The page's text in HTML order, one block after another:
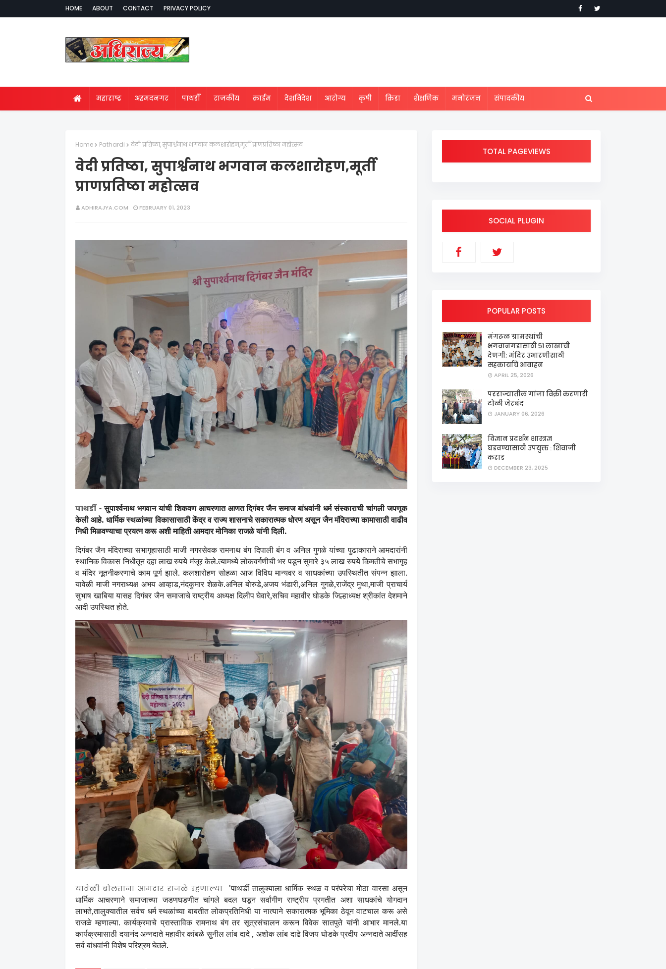
HOME ABOUT CONTACT PRIVACY POLICY
महाराष्ट्र अहमदनगर पाथर्डी राजकीय क्राईम देशविदेश आरोग्य कृषी क्रिडा शैक्षणिक मनोरंजन संपादकीय
Home Pathardi वेदी प्रतिष्ठा, सुपार्श्वनाथ भगवान कलशारोहण,मूर्ती प्राणप्रतिष्ठा महोत्सव
वेदी प्रतिष्ठा, सुपार्श्वनाथ भगवान कलशारोहण,मूर्ती
प्राणप्रतिष्ठा महोत्सव
ADHIRAJYA.COM FEBRUARY 01, 2023
पाथर्डी -सुपार्श्वनाथ भगवान यांची शिकवण आचरणात आणत दिगंबर जैन समाज बांधवांनी धर्म संस्काराची चांगली जपणूक
केली आहे. धार्मिक स्थळांच्या विकासासाठी केंद्र व राज्य शासनाचे सकारात्मक धोरण असून जैन मंदिराच्या कामासाठी वाढीव
निधी मिळवण्याचा प्रयत्न करू अशी माहिती आमदार मोनिका राजळे यांनी दिली.
दिगंबर जैन मंदिराच्या सभागृहासाठी माजी नगरसेवक रामनाथ बंग दिपाली बंग व अनिल गुगळे यांच्या पुढाकाराने आमदारांनी
स्थानिक विकास निधीतून दहा लाख रुपये मंजूर केले.त्यामध्ये लोकवर्गणीची भर पडून सुमारे ३५लाख रुपये किमतीचे सभागृह
व मंदिर नूतनीकरणाचे काम पूर्ण झाले. कलशारोहण सोहळा आज विविध मान्यवर व साधकांच्या उपस्थितीत संपन्न झाला.
यावेळी माजी नगराध्यक्ष अभय आव्हाड,नंदकुमार शेळके.अनिल बोरुडे,अजय भंडारी,अनिल गुगळे,राजेंद्र मुथा,माजी प्राचार्य
सुभाष खाबिया यासह दिगंबर जैन समाजाचे राष्ट्रीय अध्यक्ष दिलीप घेवारे,सचिव महावीर घोडके जिल्हाध्यक्ष श्रीकांत देशमाने
आदी उपस्थित होते.
यावेळी बोलताना आमदार राजळे म्हणाल्या 'पाथर्डी तालुक्याला धार्मिक स्थळ व परंपरेचा मोठा वारसा असून
धार्मिक आचरणाने समाजाच्या जडणघडणीत चांगले बदल घडून सर्वांगीण राष्ट्रीय प्रगतीत अशा साधकांचे योगदान
लाभते,तालुक्यातील सर्वच धर्म स्थळांच्या बाबतीत लोकप्रतिनिधी या नात्याने सकारात्मक भूमिका ठेवून वाटचाल करू असे
राजळे म्हणाल्या.कार्यक्रमाचे प्रास्ताविक रामनाथ बंग तर सूत्रसंचालन करून विवेक सातपुते यांनी आभार मानले.या
कार्यक्रमासाठी दयानंद अन्नदाते महावीर कांबळे सुनील लांब दादे, अशोक लांब दाढे विजय घोडके प्रदीप अन्नदाते आदींसह
सर्व बांधवांनी विशेष परिश्रम घेतले.
TOTAL PAGEVIEWS
SOCIAL PLUGIN
POPULAR POSTS
मंगरूळ ग्रामस्थांची
भगवानगडासाठी ५१ लाखांची
देणगी; मंदिर उभारणीसाठी
सहकार्याचे आवाहन
APRIL 25, 2026
परराज्यातील गांजा विक्री करणारी
टोळी जेरबंद
JANUARY 06, 2026
विज्ञान प्रदर्शन शास्त्रज्ञ
घडवण्यासाठी उपयुक्त : शिवाजी
कराड
DECEMBER 23, 2025